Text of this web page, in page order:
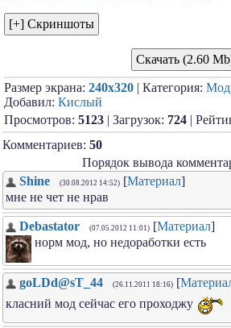
Скачать (2.60
Размер экрана: 240x320 | Категория:
Добавил: Кислый
Просмотров: 5123 | Загрузок: 724 |
Комментариев: 50
Порядок вывода
Shine
(30.08.2012 14:52) [Материал]
мне не чет не нрав
Debastator (07.05.2012 11:01) [Материал]
норм мод, но недоработки есть
goLDd@sT_44 (26.11.2011 18:16) [
класний мод сейчас его проходжу